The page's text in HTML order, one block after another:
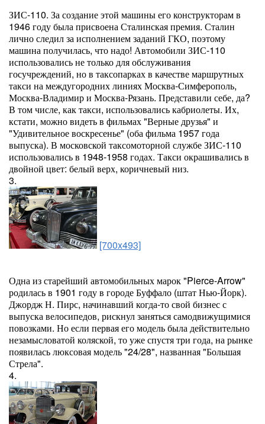
ЗИС-110. За создание этой машины его конструкторам в
1946 году была присвоена Сталинская премия. Сталин
лично следил за исполнением заданий ГКО, поэтому
машина получилась, что надо! Автомобили ЗИС-110
использовались не только для обслуживания
госучреждений, но в таксопарках в качестве маршрутных
такси на междугородних линиях Москва-Симферополь,
Москва-Владимир и Москва-Рязань. Представили себе, да?
В том числе, как такси, использовались кабриолеты. Их,
кстати, можно видеть в фильмах "Верные друзья" и
"Удивительное воскресенье" (оба фильма 1957 года
выпуска). В московской таксомоторной службе ЗИС-110
использовались в 1948-1958 годах. Такси окрашивались в
двойной цвет: белый верх, коричневый низ.
3.
[700x493]
Одна из старейший автомобильных марок "Pierce-Arrow"
родилась в 1901 году в городе Буффало (штат Нью-Йорк).
Джордж Н. Пирс, начинавший когда-то свой бизнес с
выпуска велосипедов, рискнул заняться самодвижущимися
повозками. Но если первая его модель была действительно
незамысловатой коляской, то уже спустя три года, на рынке
появилась люксовая модель "24/28", названная "Большая
Стрела".
4.